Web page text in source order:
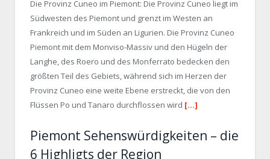
Die Provinz Cuneo im Piemont: Die Provinz Cuneo liegt im
Südwesten des Piemont und grenzt im Westen an
Frankreich und im Süden an Ligurien. Die Provinz Cuneo
Piemont mit dem Monviso-Massiv und den Hügeln der
Langhe, des Roero und des Monferrato bedecken den
größten Teil des Gebiets, während sich im Herzen der
Provinz Cuneo eine weite Ebene erstreckt, die von den
Flüssen Po und Tanaro durchflossen wird […]
Piemont Sehenswürdigkeiten – die
6 Highligts der Region